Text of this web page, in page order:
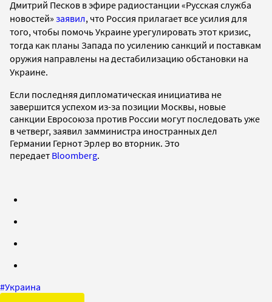
Дмитрий Песков в эфире радиостанции «Русская служба
новостей» заявил, что Россия прилагает все усилия для
того, чтобы помочь Украине урегулировать этот кризис,
тогда как планы Запада по усилению санкций и поставкам
оружия направлены на дестабилизацию обстановки на
Украине.
Если последняя дипломатическая инициатива не
завершится успехом из-за позиции Москвы, новые
санкции Евросоюза против России могут последовать уже
в четверг, заявил замминистра иностранных дел
Германии Гернот Эрлер во вторник. Это
передает Bloomberg.
#Украина